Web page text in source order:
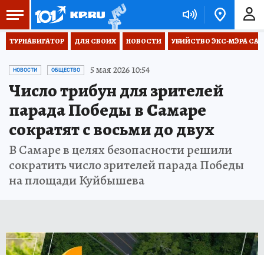
ТУРНАВИГАТОР ДЛЯ СВОИХ НОВОСТИ УБИЙСТВО ЭКС-МЭРА
НОВОСТИ ОБЩЕСТВО 5 мая 2026 10:54
Число трибун для зрителей
парада Победы в Самаре
сократят с восьми до двух
В Самаре в целях безопасности решили
сократить число зрителей парада Победы
на площади Куйбышева